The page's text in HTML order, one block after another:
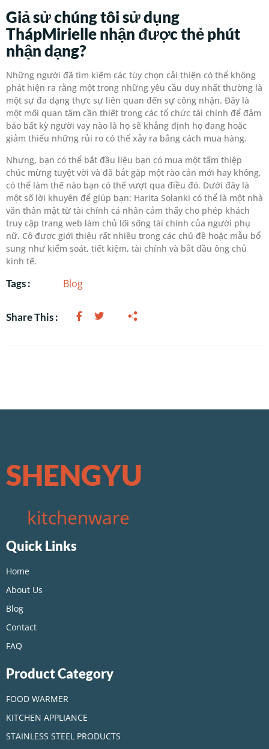
Giả sử chúng tôi sử dụng
ThápMirielle nhận được thẻ phút
nhận dạng?
Những người đã tìm kiếm các tùy chọn cải thiện có thể không
phát hiện ra rằng một trong những yêu cầu duy nhất thường là
một sự đa dạng thực sự liên quan đến sự công nhận. Đây là
một mối quan tâm cần thiết trong các tổ chức tài chính để đảm
bảo bất kỳ người vay nào là họ sẽ khẳng định họ đang hoặc
giảm thiểu những rủi ro có thể xảy ra bằng cách mua hàng.
Nhưng, bạn có thể bắt đầu liệu bạn có mua một tấm thiệp
chúc mừng tuyệt vời và đã bắt gặp một rào cản mới hay không,
có thể làm thế nào bạn có thể vượt qua điều đó. Dưới đây là
một số lời khuyên để giúp bạn: Harita Solanki có thể là một nhà
văn thân mật từ tài chính cá nhân cảm thấy cho phép khách
truy cập trang web làm chủ lối sống tài chính của người phụ
nữ. Cô được giới thiệu rất nhiều trong các chủ đề hoặc mẫu bổ
sung như kiểm soát, tiết kiệm, tài chính và bắt đầu ông chủ
kinh tế.
Tags : Blog
Share This :
SHENGYU
kitchenware
Quick Links
Home
About Us
Blog
Contact
FAQ
Product Category
FOOD WARMER
KITCHEN APPLIANCE
STAINLESS STEEL PRODUCTS